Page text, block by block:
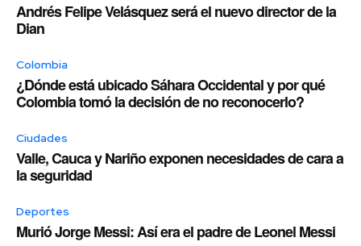
Andrés Felipe Velásquez será el nuevo director de la
Dian
Colombia
¿Dónde está ubicado Sáhara Occidental y por qué
Colombia tomó la decisión de no reconocerlo?
Ciudades
Valle, Cauca y Nariño exponen necesidades de cara a
la seguridad
Deportes
Murió Jorge Messi: Así era el padre de Leonel Messi